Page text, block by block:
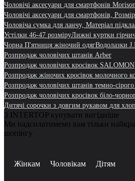
Чоловічі аксесуари для смартфонів
Чоловічі аксесуари для смартфонів,
Чоловіча сумка для ланчу, Матеріал
Устілки 46-47 розміруЛижні куртки
Чорна П'ятниця жіночий одягВодолазки
Розпродаж чоловічих штанів Arber
Розпродаж чоловічих кросівок SALOMON
Розпродаж жіночих кросівок молочного
Розпродаж чоловічих штанів темно-
Розпродаж чоловічих кросівок біло-
Дитячі сорочки з довгим рукавом для
З INTERTOP купувати вигідніше
Ми надсилатимемо вам тільки
шопінгу
Жінкам Чоловікам Дітям